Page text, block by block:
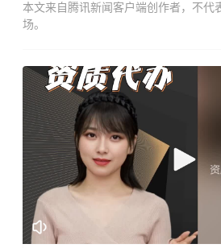
本文来自腾讯新闻客户端创作者，不代
场。